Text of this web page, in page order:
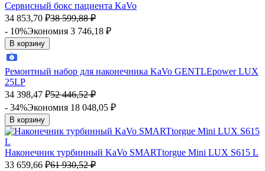
Сервисный бокс пациента KaVo
34 853,70 ₽38 599,88 ₽
- 10%Экономия 3 746,18 ₽
В корзину
Ремонтный набор для наконечника KaVo GENTLEpower LUX
25LP
34 398,47 ₽52 446,52 ₽
- 34%Экономия 18 048,05 ₽
В корзину
Наконечник турбинный KaVo SMARTtorgue Mini LUX S615 L
33 659,66 ₽61 930,52 ₽